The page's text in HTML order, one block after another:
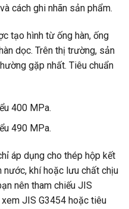
cách ghi nhãn sản phẩm.
tạo hình từ ống hàn, ống
dọc. Trên thị trường, sản
gặp nhất. Tiêu chuẩn
400 MPa.
490 MPa.
áp dụng cho thép hộp kết
nước, khí hoặc lưu chất chịu
nên tham chiếu JIS
JIS G3454 hoặc tiêu